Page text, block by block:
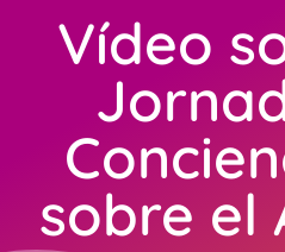
Vídeo
sobre el